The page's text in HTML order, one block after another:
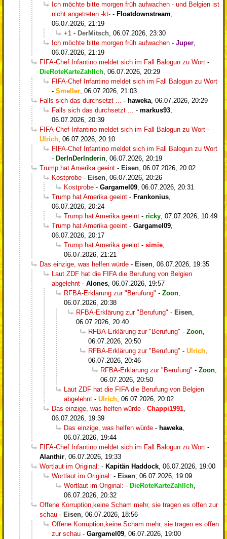
Ich möchte bitte morgen früh aufwachen - und Belgien ist
nicht angetreten -kt- - Floatdownstream,
06.07.2026, 21:19
+1 - DerMitsch, 06.07.2026, 23:30
Ich möchte bitte morgen früh aufwachen - Juper,
06.07.2026, 21:19
FIFA-Chef Infantino meldet sich im Fall Balogun zu Wort -
DieRoteKarteZahlIch, 06.07.2026, 20:29
FIFA-Chef Infantino meldet sich im Fall Balogun zu Wort
- Smeller, 06.07.2026, 21:03
Falls sich das durchsetzt ... - haweka, 06.07.2026, 20:29
Falls sich das durchsetzt ... - markus93,
06.07.2026, 20:39
FIFA-Chef Infantino meldet sich im Fall Balogun zu Wort -
Ulrich, 06.07.2026, 20:10
FIFA-Chef Infantino meldet sich im Fall Balogun zu Wort
- DerInDerInderin, 06.07.2026, 20:19
Trump hat Amerika geeint - Eisen, 06.07.2026, 20:02
Kostprobe - Eisen, 06.07.2026, 20:26
Kostprobe - Gargamel09, 06.07.2026, 20:31
Trump hat Amerika geeint - Frankonius,
06.07.2026, 20:24
Trump hat Amerika geeint - ricky, 07.07.2026, 10:49
Trump hat Amerika geeint - Gargamel09,
06.07.2026, 20:17
Trump hat Amerika geeint - simie,
06.07.2026, 21:21
Das einzige, was helfen würde - Eisen, 06.07.2026, 19:35
Laut ZDF hat die FIFA die Berufung von Belgien
abgelehnt - Alones, 06.07.2026, 19:57
RFBA-Erklärung zur "Berufung" - Zoon,
06.07.2026, 20:38
RFBA-Erklärung zur "Berufung" - Eisen,
06.07.2026, 20:40
RFBA-Erklärung zur "Berufung" - Zoon,
06.07.2026, 20:50
RFBA-Erklärung zur "Berufung" - Ulrich,
06.07.2026, 20:46
RFBA-Erklärung zur "Berufung" - Zoon,
06.07.2026, 20:50
Laut ZDF hat die FIFA die Berufung von Belgien
abgelehnt - Ulrich, 06.07.2026, 20:02
Das einzige, was helfen würde - Chappi1991,
06.07.2026, 19:39
Das einzige, was helfen würde - haweka,
06.07.2026, 19:44
FIFA-Chef Infantino meldet sich im Fall Balogun zu Wort -
Alanthir, 06.07.2026, 19:33
Wortlaut im Original: - Kapitän Haddock, 06.07.2026, 19:00
Wortlaut im Original: - Eisen, 06.07.2026, 19:09
Wortlaut im Original: - DieRoteKarteZahlIch,
06.07.2026, 20:32
Offene Korruption,keine Scham mehr, sie tragen es offen zur
schau - Eisen, 06.07.2026, 18:56
Offene Korruption,keine Scham mehr, sie tragen es offen
zur schau - Gargamel09, 06.07.2026, 19:00